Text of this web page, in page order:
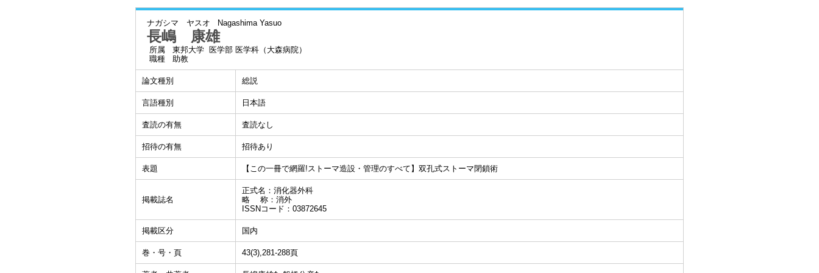
ナガシマ ヤスオ Nagashima Yasuo
長嶋 康雄
所属
東邦大学 医学部 医学科（大森病院）
職種
助教
論文種別 総説
言語種別 日本語
査読の有無 査読なし
招待の有無 招待あり
表題 【この一冊で網羅!ストーマ造設・管理のすべて】双孔式ストーマ閉鎖術
掲載誌名
正式名：消化器外科
略 称：消外
ISSNコード：03872645
掲載区分 国内
巻・号・頁 43(3),281-288頁